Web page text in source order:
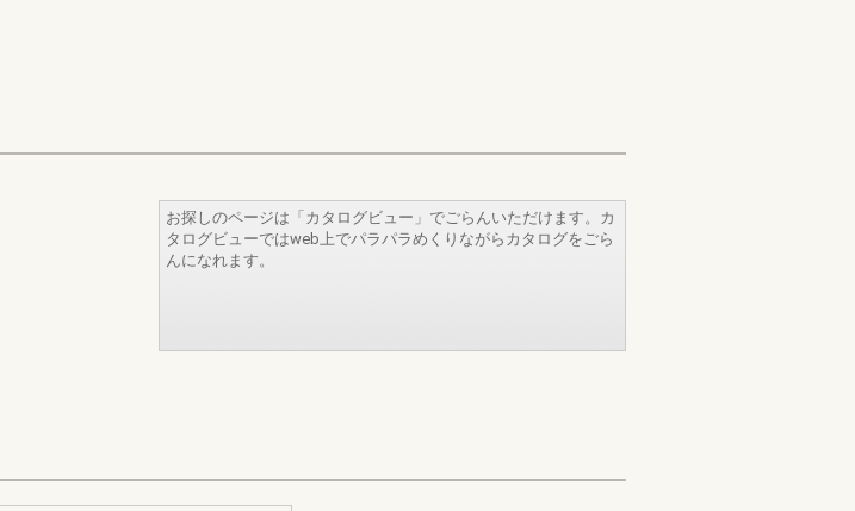
お探しのページは「カタログビュー」でごらんいただけます。カ
タログビューではweb上でパラパラめくりながらカタログをごら
んになれます。